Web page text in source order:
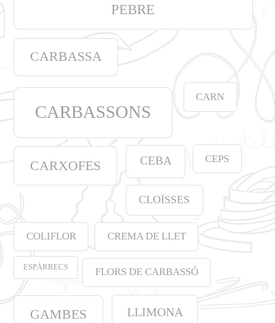
PEBRE
CARBASSA
CARBASSONS
CARN
CARXOFES CEBA CEPS
CLOÏSSES
COLIFLOR CREMA DE LLET
ESPÀRRECS FLORS DE CARBASSÓ
GAMBES LLIMONA